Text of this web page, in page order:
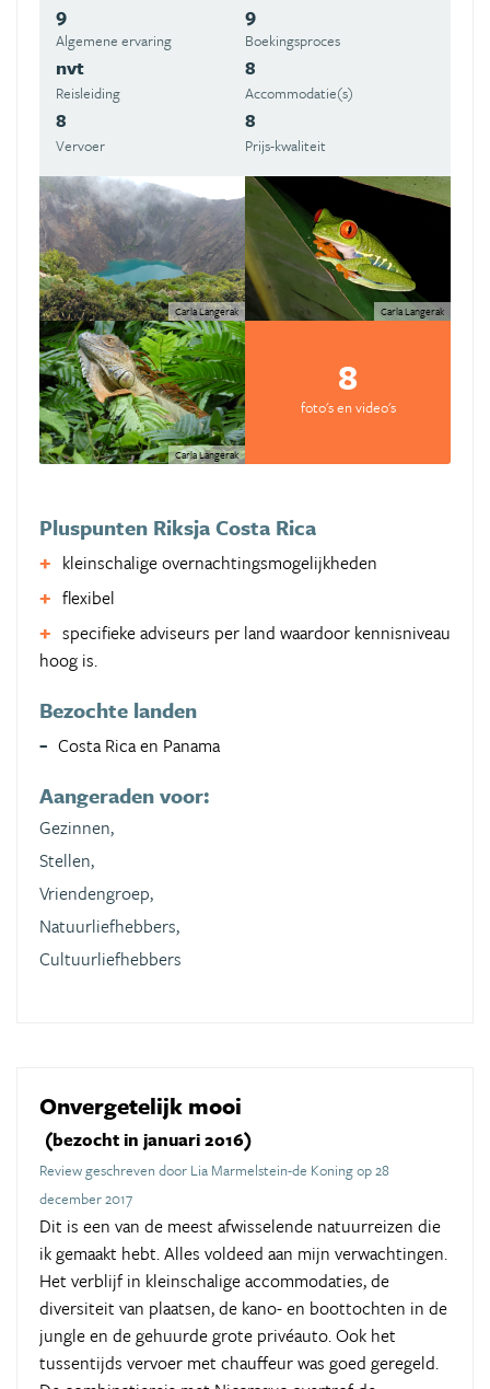
9
Algemene ervaring
9
Boekingsproces
nvt
Reisleiding
8
Accommodatie(s)
8
Vervoer
8
Prijs-kwaliteit
Carla Langerak Carla Langerak
Carla Langerak
8
foto's en video's
Pluspunten Riksja Costa Rica
kleinschalige overnachtingsmogelijkheden
flexibel
specifieke adviseurs per land waardoor kennisniveau
hoog is.
Bezochte landen
Costa Rica en Panama
Aangeraden voor:
Gezinnen,
Stellen,
Vriendengroep,
Natuurliefhebbers,
Cultuurliefhebbers
Onvergetelijk mooi
(bezocht in januari 2016)
Review geschreven door Lia Marmelstein-de Koning op 28
december 2017
Dit is een van de meest afwisselende natuurreizen die
ik gemaakt hebt. Alles voldeed aan mijn verwachtingen.
Het verblijf in kleinschalige accommodaties, de
diversiteit van plaatsen, de kano- en boottochten in de
jungle en de gehuurde grote privéauto. Ook het
tussentijds vervoer met chauffeur was goed geregeld.